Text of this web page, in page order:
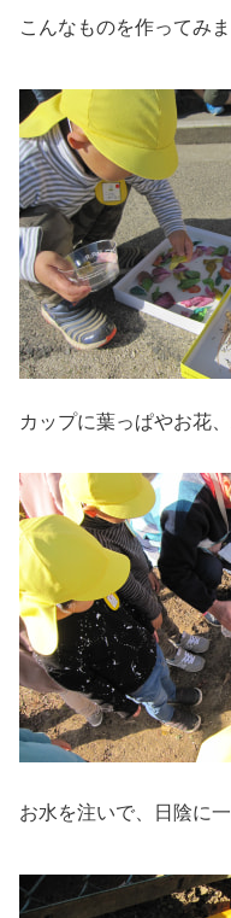
こんなものを作ってみ
カップに葉っぱやお花
お水を注いで、日陰に